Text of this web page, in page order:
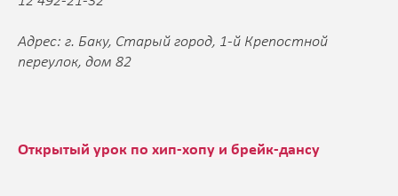
Адрес: г. Баку, Старый город, 1-й Крепостной
переулок, дом 82
Открытый урок по хип-хопу и брейк-дансу